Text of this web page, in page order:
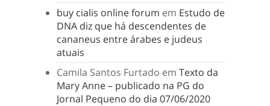
buy cialis online forum em Estudo de
DNA diz que há descendentes de
cananeus entre árabes e judeus
atuais
Camila Santos Furtado em Texto da
Mary Anne – publicado na PG do
Jornal Pequeno do dia 07/06/2020